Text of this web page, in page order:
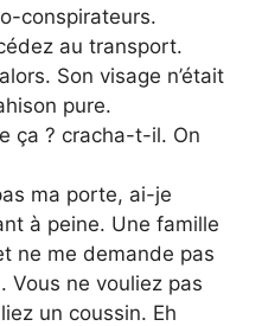
conspirateurs.
au transport.
Son visage n’était
pure.
ça ? cracha-t-il. On
ma porte, ai-je
à peine. Une famille
ne me demande pas
Vous ne vouliez pas
un coussin. Eh